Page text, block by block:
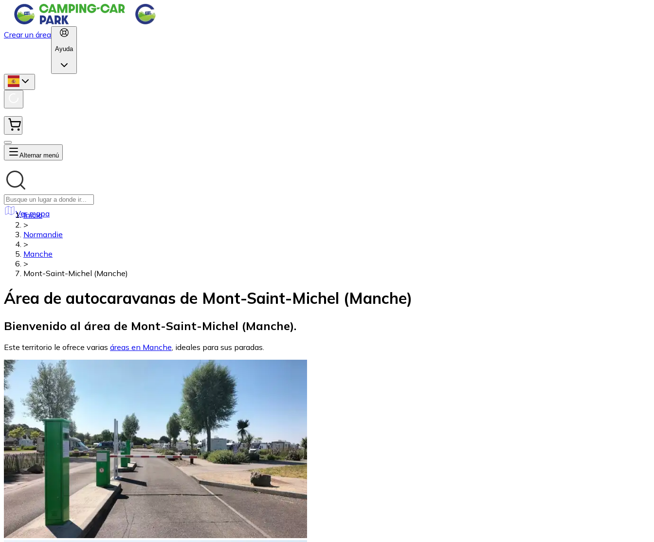
Crear un área
Ayuda
Alternar menú
Ver mapa
Inicio
>
Normandie
>
Manche
>
Mont-Saint-Michel (Manche)
Área de autocaravanas de Mont-Saint-Michel (Manche)
Bienvenido al área de Mont-Saint-Michel (Manche).
Este territorio le ofrece varias áreas en Manche, ideales para sus paradas.